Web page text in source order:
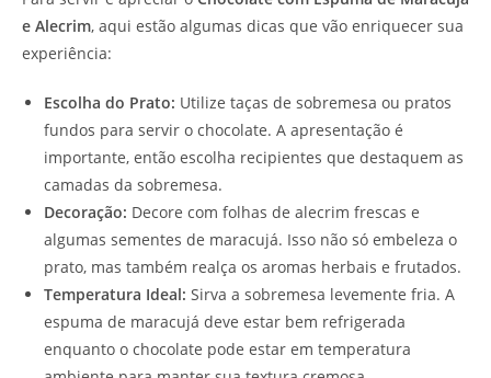
e Alecrim, aqui estão algumas dicas que vão enriquecer sua
experiência:
Escolha do Prato: Utilize taças de sobremesa ou pratos
fundos para servir o chocolate. A apresentação é
importante, então escolha recipientes que destaquem as
camadas da sobremesa.
Decoração: Decore com folhas de alecrim frescas e
algumas sementes de maracujá. Isso não só embeleza o
prato, mas também realça os aromas herbais e frutados.
Temperatura Ideal: Sirva a sobremesa levemente fria. A
espuma de maracujá deve estar bem refrigerada
enquanto o chocolate pode estar em temperatura